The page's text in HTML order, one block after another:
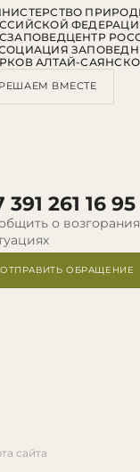
391 261 16 95
о
ОТПРАВИТЬ ОБРАЩЕНИЕ
АЛТАЙ-
РЕШАЕМ ВМЕСТЕ
сайта